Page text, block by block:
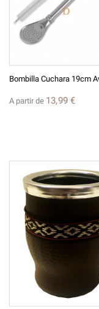
A partir de 13,99 €